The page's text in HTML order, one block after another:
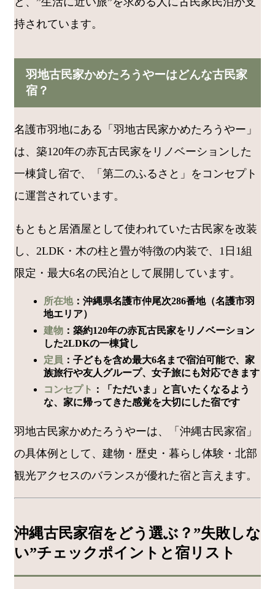
持されています。
羽地古民家かめたろうやーはどんな古民家
宿？
名護市羽地にある「羽地古民家かめたろうやー」
は、築120年の赤瓦古民家をリノベーションした
一棟貸し宿で、「第二のふるさと」をコンセプト
に運営されています。
もともと居酒屋として使われていた古民家を改装
し、2LDK・木の柱と畳が特徴の内装で、1日1組
限定・最大6名の民泊として展開しています。
所在地：沖縄県名護市仲尾次286番地（名護市羽
地エリア）
建物 ：築約120年の赤瓦古民家をリノベーション
した2LDKの一棟貸し
定員 ：子どもを含め最大6名まで宿泊可能で、家
族旅行や友人グループ、女子旅にも対応できます
コンセプト ：「ただいま」と言いたくなるよう
な、家に帰ってきた感覚を大切にした宿です
羽地古民家かめたろうやーは、「沖縄古民家宿」
の具体例として、建物・歴史・暮らし体験・北部
観光アクセスのバランスが優れた宿と言えます。
沖縄古民家宿をどう選ぶ？”失敗しな
い”チェックポイントと宿リスト